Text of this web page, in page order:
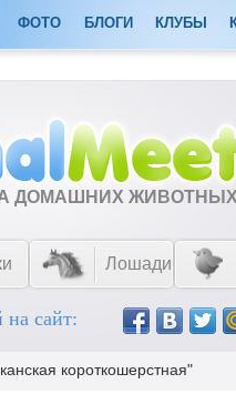
ФОТО БЛОГИ КЛУБЫ
ДОМАШНИХ
Лошади
на сайт:
короткошерстная"